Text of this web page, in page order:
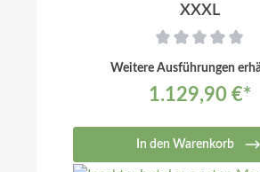
XXXL
Weitere Ausführungen
1.129,90 €*
In den Warenkorb